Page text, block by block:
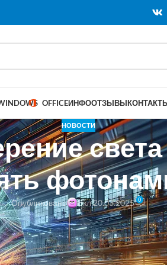
OFFICEИНФООТЗЫВЫ
НОВОСТИ
Опубликовано Вкл 20.03.2025 0
— наноплёнки научились управлять
Хериот-Ватт и Университета
и передавать информацию.